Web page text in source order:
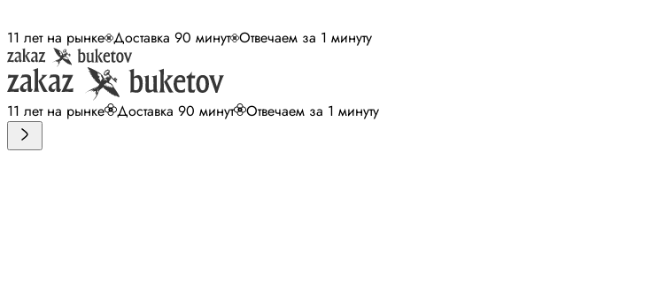
11 лет на рынке Доставка 90 минут Отвечаем за 1 минуту
11 лет на рынке Доставка 90 минут Отвечаем за 1 минуту